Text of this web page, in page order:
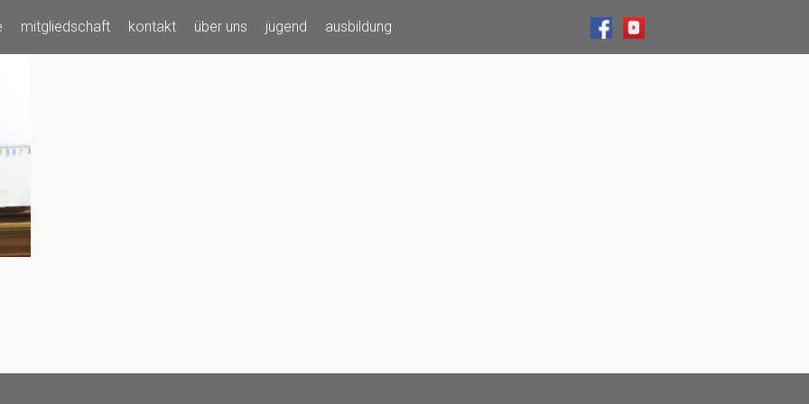
mitgliedschaft kontakt über uns jugend ausbildung